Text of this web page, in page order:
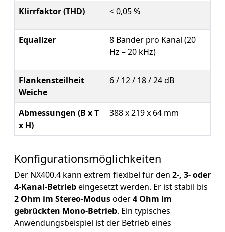
Klirrfaktor (THD) < 0,05 %
Equalizer
8 Bänder pro Kanal (20
Hz – 20 kHz)
Flankensteilheit
Weiche
6 / 12 / 18 / 24 dB
Abmessungen (B x T
x H)
388 x 219 x 64 mm
Konfigurationsmöglichkeiten
Der NX400.4 kann extrem flexibel für den 2-, 3- oder
4-Kanal-Betriebeingesetzt werden. Er ist stabil bis
2 Ohm im Stereo-Modusoder4 Ohm im
gebrückten Mono-Betrieb. Ein typisches
Anwendungsbeispiel ist der Betrieb eines